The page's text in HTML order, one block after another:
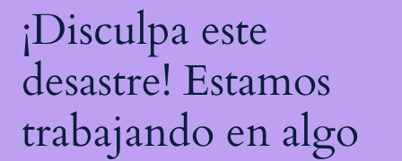
¡Disculpa este
desastre! Estamos
trabajando en algo